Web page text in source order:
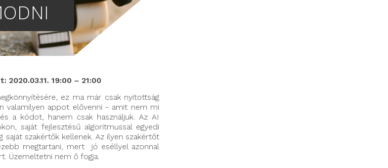
19:00 – 21:00
ez ma már csak nyitottság
valamilyen appot elővenni - amit nem mi
a kódot, hanem csak használjuk. Az AI
saját fejlesztésű algoritmussal egyedi
szakértők kellenek. Az ilyen szakértőt
megtartani, mert jó eséllyel azonnal
Üzemeltetni nem ő fogja.